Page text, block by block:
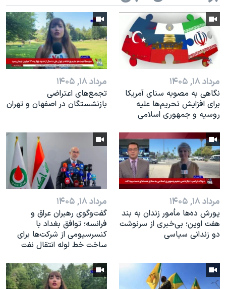
مرداد ۱۸, ۱۴۰۵
نگاهی به مصوبه سنای آمریکا
برای افزایش تحریم‌ها علیه
روسیه و جمهوری اسلامی
مرداد ۱۸, ۱۴۰۵
تجمع‌های اعتراضی
بازنشستگان در اصفهان و تهران
مرداد ۱۸, ۱۴۰۵
یورش ده‌ها مأمور زندان به بند
هفت اوین؛ بی‌خبری از سرنوشت
دو زندانی سیاسی
مرداد ۱۸, ۱۴۰۵
گفت‌وگوی رهبران عراق و
فرانسه؛ توافق بغداد با
کنسرسیومی از شرکت‌ها برای
ساخت خط لوله انتقال نفت